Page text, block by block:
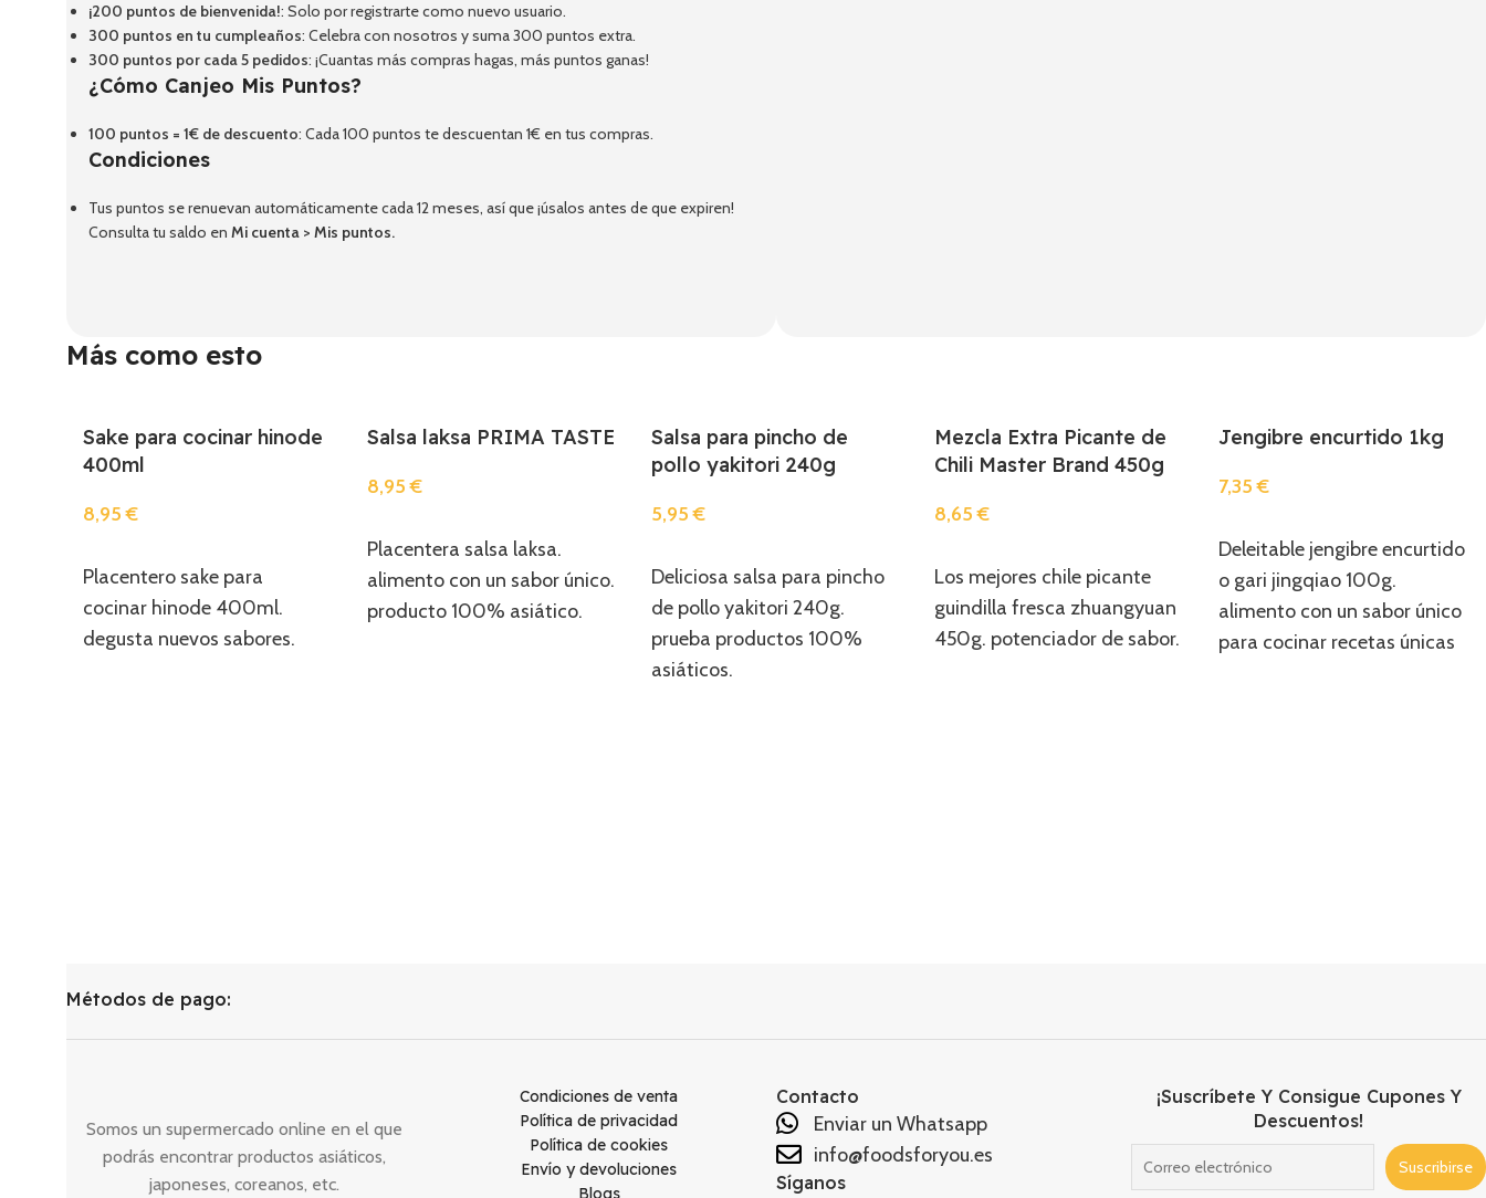
¡200 puntos de bienvenida!: Solo por registrarte como nuevo usuario.
300 puntos en tu cumpleaños: Celebra con nosotros y suma 300 puntos extra.
300 puntos por cada 5 pedidos: ¡Cuantas más compras hagas, más puntos ganas!
¿Cómo Canjeo Mis Puntos?
100 puntos = 1€ de descuento: Cada 100 puntos te descuentan 1€ en tus compras.
Condiciones
Tus puntos se renuevan automáticamente cada 12 meses, así que ¡úsalos antes de que expiren!
Consulta tu saldo en Mi cuenta > Mis puntos.
Más como esto
Sake para cocinar hinode
400ml
8,95€
Placentero sake para
cocinar hinode 400ml.
degusta nuevos sabores.
Salsa laksa PRIMA TASTE
8,95€
Placentera salsa laksa.
alimento con un sabor único.
producto 100% asiático.
Salsa para pincho de
pollo yakitori 240g
5,95€
Deliciosa salsa para pincho
de pollo yakitori 240g.
prueba productos 100%
asiáticos.
Mezcla Extra Picante de
Chili Master Brand 450g
8,65€
Los mejores chile picante
guindilla fresca zhuangyuan
450g. potenciador de sabor.
Jengibre encurtido 1kg
7,35€
Deleitable jengibre encurtido
o gari jingqiao 100g.
alimento con un sabor único
para cocinar recetas únicas
Métodos de pago:
Somos un supermercado online en el que
podrás encontrar productos asiáticos,
japoneses, coreanos, etc.
Condiciones de venta
Política de privacidad
Política de cookies
Envío y devoluciones
Blogs
Contacto
Enviar un Whatsapp
info@foodsforyou.es
Síganos
¡Suscríbete Y Consigue Cupones Y
Descuentos!